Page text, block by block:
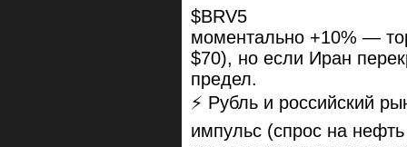
$BRV5
моментально +10% —
$70), но если Иран
предел.
⚡ Рубль и российский
импульс (спрос на